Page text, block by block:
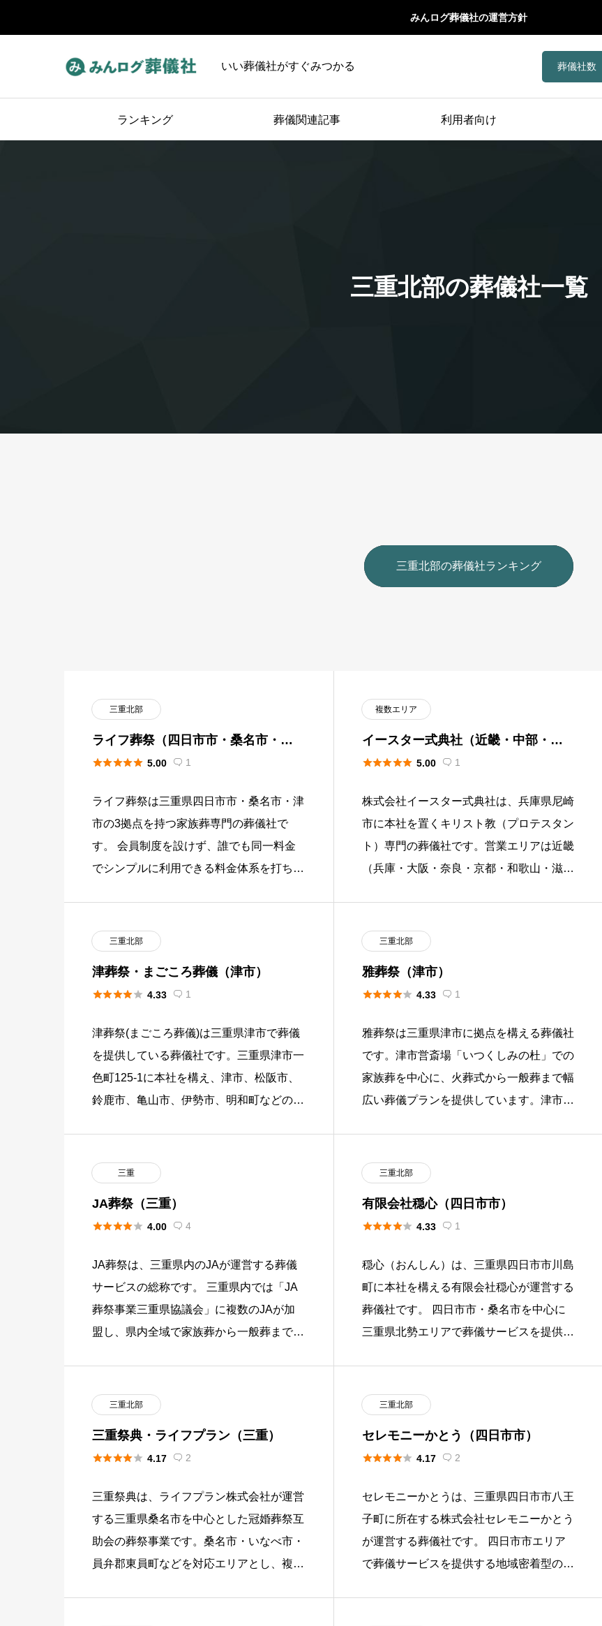
みんログ葬儀社の運営方針
いい葬儀社がすぐみつかる 葬儀社数
ランキング 葬儀関連記事 利用者向け
三重北部の葬儀社一覧
三重北部の葬儀社ランキング
三重北部
ライフ葬祭（四日市市・桑名市・津
市）
 5.00  1
ライフ葬祭は三重県四日市市・桑名市・津
市の3拠点を持つ家族葬専門の葬儀社で
す。 会員制度を設けず、誰でも同一料金
でシンプルに利用できる料金体系を打ち出
複数エリア
イースター式典社（近畿・中部・中
国・四国）
 5.00  1
株式会社イースター式典社は、兵庫県尼崎
市に本社を置くキリスト教（プロテスタン
ト）専門の葬儀社です。営業エリアは近畿
（兵庫・大阪・奈良・京都・和歌山・滋
三重北部
津葬祭・まごころ葬儀（津市）
 4.33  1
津葬祭(まごころ葬儀)は三重県津市で葬儀
を提供している葬儀社です。三重県津市一
色町125-1に本社を構え、津市、松阪市、
鈴鹿市、亀山市、伊勢市、明和町などの家
三重北部
雅葬祭（津市）
 4.33  1
雅葬祭は三重県津市に拠点を構える葬儀社
です。津市営斎場「いつくしみの杜」での
家族葬を中心に、火葬式から一般葬まで幅
広い葬儀プランを提供しています。津市岩
三重
JA葬祭（三重）
 4.00  4
JA葬祭は、三重県内のJAが運営する葬儀
サービスの総称です。 三重県内では「JA
葬祭事業三重県協議会」に複数のJAが加
盟し、県内全域で家族葬から一般葬まで対
三重北部
有限会社穏心（四日市市）
 4.33  1
穏心（おんしん）は、三重県四日市市川島
町に本社を構える有限会社穏心が運営する
葬儀社です。 四日市市・桑名市を中心に
三重県北勢エリアで葬儀サービスを提供す
三重北部
三重祭典・ライフプラン（三重）
 4.17  2
三重祭典は、ライフプラン株式会社が運営
する三重県桑名市を中心とした冠婚葬祭互
助会の葬祭事業です。桑名市・いなべ市・
員弁郡東員町などを対応エリアとし、複数
三重北部
セレモニーかとう（四日市市）
 4.17  2
セレモニーかとうは、三重県四日市市八王
子町に所在する株式会社セレモニーかとう
が運営する葬儀社です。 四日市市エリア
で葬儀サービスを提供する地域密着型の葬